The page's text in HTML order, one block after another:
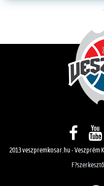
2013 veszpremkosar.hu -